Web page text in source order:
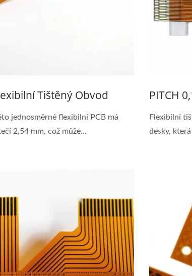
Tištěný Obvod
jednosměrné flexibilní PCB má
2,54 mm, což může...
PITCH
Flexibilní
desky,